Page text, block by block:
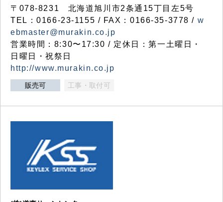
〒078-8231 北海道旭川市2条通15丁目左5号
TEL：0166-23-1155 / FAX：0166-35-3778 / w
ebmaster@murakin.co.jp
営業時間：8:30〜17:30 / 定休日：第一土曜日・
日曜日・祝祭日
http://www.murakin.co.jp
販売可 工事・取付可